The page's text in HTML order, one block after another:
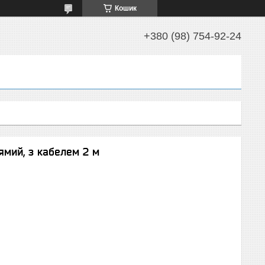
Кошик
+380 (98) 754-92-24
з кабелем 2 м